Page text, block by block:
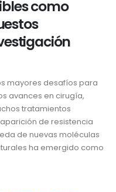
como
mayores desafíos para
avances en cirugía,
tratamientos
de resistencia
de nuevas moléculas
ha emergido como